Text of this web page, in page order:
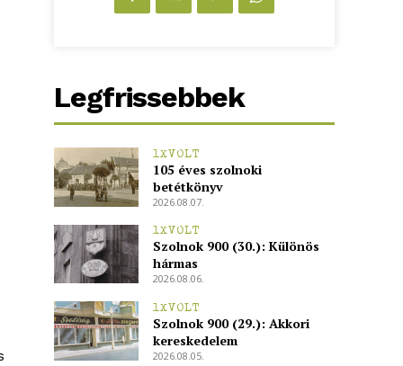
Legfrissebbek
1XVOLT
105 éves szolnoki
betétkönyv
2026.08.07.
1XVOLT
Szolnok 900 (30.): Különös
hármas
2026.08.06.
1XVOLT
Szolnok 900 (29.): Akkori
kereskedelem
2026.08.05.